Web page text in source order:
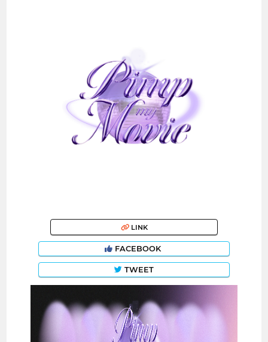
LINK
FACEBOOK
TWEET